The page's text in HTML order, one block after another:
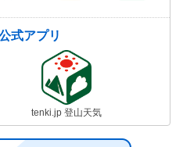
式アプリ
tenki.jp 登山天気